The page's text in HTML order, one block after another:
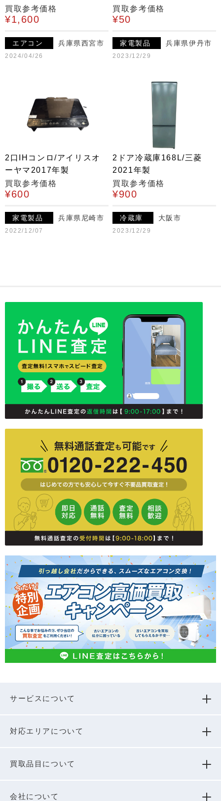
買取参考価格
¥1,600
エアコン 兵庫県西宮市
2024/04/26
買取参考価格
¥50
家電製品 兵庫県伊丹市
2023/12/29
2口IHコンロ/アイリスオ
ーヤマ2017年製
買取参考価格
¥600
家電製品 兵庫県尼崎市
2022/12/07
2ドア冷蔵庫168L/三菱
2021年製
買取参考価格
¥900
冷蔵庫 大阪市
2023/12/29
サービスについて
対応エリアについて
買取品⽬について
会社について